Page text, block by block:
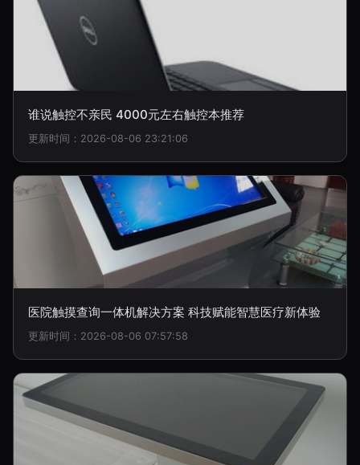
谁说触控不亲民 4000元左右触控本推荐
更新时间：2026-08-06 23:21:06
医院触摸查询一体机解决方案 科技赋能智慧医疗新体验
更新时间：2026-08-06 07:57:58